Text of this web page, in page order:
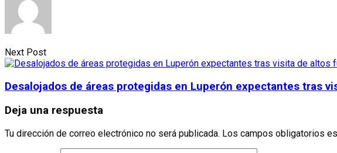
Next Post
Desalojados de áreas protegidas en Luperón expectantes tras
Deja una respuesta
Tu dirección de correo electrónico no será publicada. Los campos obligatorios